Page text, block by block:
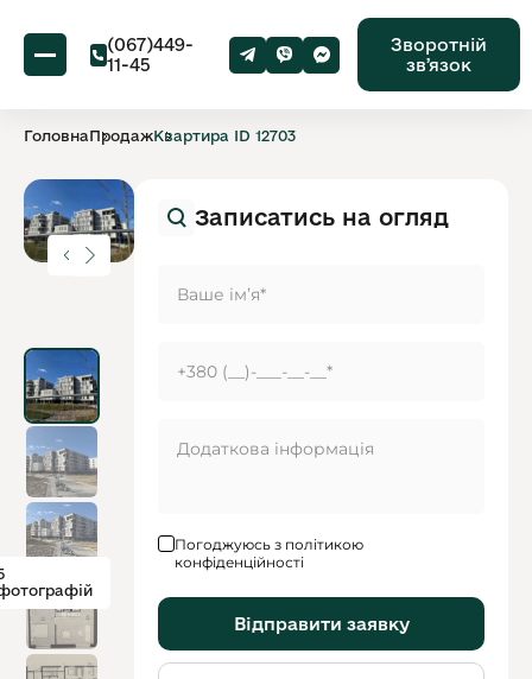
(067)449-
11-45
Зворотній
звʼязок
ГоловнаПродажКвартира ID 12703
Записатись на огляд
Погоджуюсь з політикою
конфіденційності
Відправити заявку